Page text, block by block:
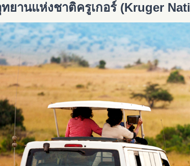
ยานแห่งชาติครูเกอร์ (Kruger